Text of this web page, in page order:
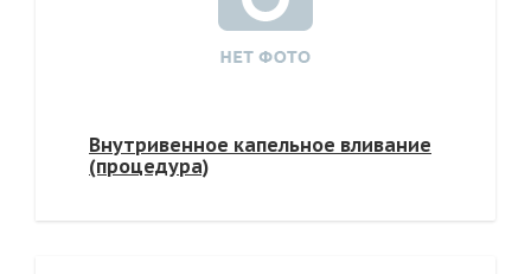
Внутривенное капельное вливание
(процедура)